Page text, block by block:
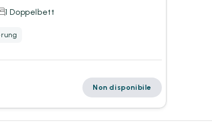
1 Doppelbett
Non disponibile